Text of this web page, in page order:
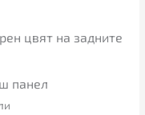
цвят на задните
панел